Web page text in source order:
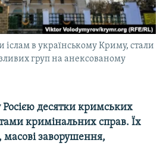
КРИМУ
в українському Криму, стали
груп на анексованому
Росією десятки кримських
кримінальних справ. Їх
заворушення,